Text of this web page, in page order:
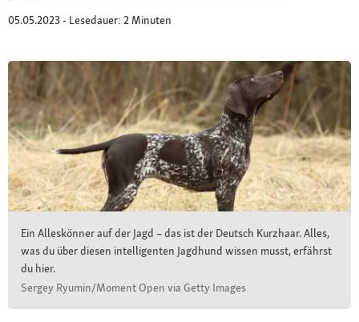
05.05.2023 - Lesedauer: 2 Minuten
Ein Alleskönner auf der Jagd – das ist der Deutsch Kurzhaar. Alles,
was du über diesen intelligenten Jagdhund wissen musst, erfährst
du hier.
Sergey Ryumin/Moment Open via Getty Images